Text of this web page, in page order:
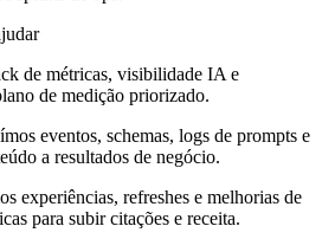
de métricas, visibilidade IA e
de medição priorizado.
eventos, schemas, logs de prompts e
a resultados de negócio.
experiências, refreshes e melhorias de
para subir citações e receita.